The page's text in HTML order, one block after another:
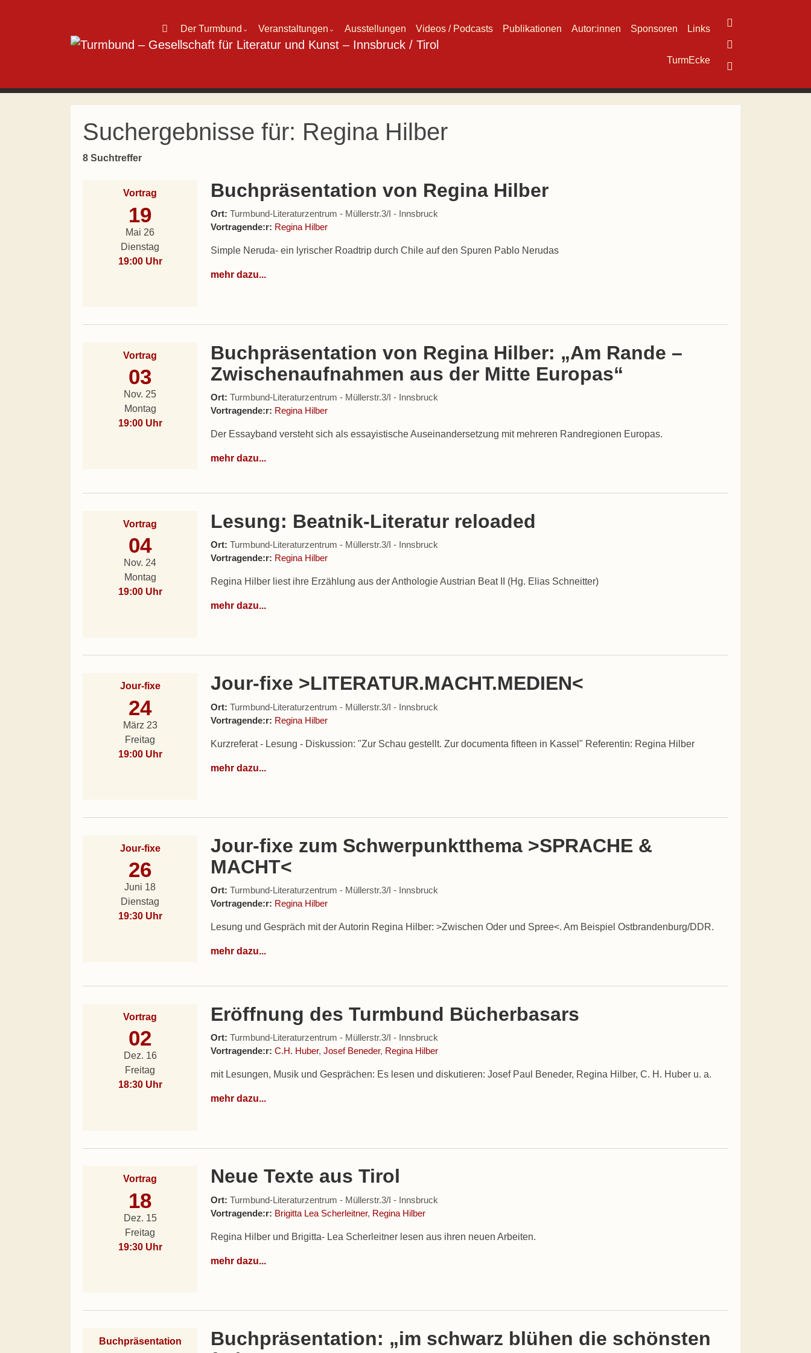
Hauptnavigation
Der Turmbund ⌄ Veranstaltungen ⌄ Ausstellungen Videos / Podcasts Publikationen Autor:innen Sponsoren Links
TurmEcke
Suchergebnisse für: Regina Hilber
8 Suchtreffer
Vortrag
19
Mai 26
Dienstag
19:00 Uhr
Buchpräsentation von Regina Hilber
Ort: Turmbund-Literaturzentrum - Müllerstr.3/I - Innsbruck
Vortragende:r: Regina Hilber
Simple Neruda- ein lyrischer Roadtrip durch Chile auf den Spuren Pablo Nerudas
mehr dazu...
Vortrag
03
Nov. 25
Montag
19:00 Uhr
Buchpräsentation von Regina Hilber: „Am Rande –
Zwischenaufnahmen aus der Mitte Europas“
Ort: Turmbund-Literaturzentrum - Müllerstr.3/I - Innsbruck
Vortragende:r: Regina Hilber
Der Essayband versteht sich als essayistische Auseinandersetzung mit mehreren Randregionen Europas.
mehr dazu...
Vortrag
04
Nov. 24
Montag
19:00 Uhr
Lesung: Beatnik-Literatur reloaded
Ort: Turmbund-Literaturzentrum - Müllerstr.3/I - Innsbruck
Vortragende:r: Regina Hilber
Regina Hilber liest ihre Erzählung aus der Anthologie Austrian Beat II (Hg. Elias Schneitter)
mehr dazu...
Jour-fixe
24
März 23
Freitag
19:00 Uhr
Jour-fixe >LITERATUR.MACHT.MEDIEN<
Ort: Turmbund-Literaturzentrum - Müllerstr.3/I - Innsbruck
Vortragende:r: Regina Hilber
Kurzreferat - Lesung - Diskussion: "Zur Schau gestellt. Zur documenta fifteen in Kassel" Referentin: Regina Hilber
mehr dazu...
Jour-fixe
26
Juni 18
Dienstag
19:30 Uhr
Jour-fixe zum Schwerpunktthema >SPRACHE &
MACHT<
Ort: Turmbund-Literaturzentrum - Müllerstr.3/I - Innsbruck
Vortragende:r: Regina Hilber
Lesung und Gespräch mit der Autorin Regina Hilber: >Zwischen Oder und Spree<. Am Beispiel Ostbrandenburg/DDR.
mehr dazu...
Vortrag
02
Dez. 16
Freitag
18:30 Uhr
Eröffnung des Turmbund Bücherbasars
Ort: Turmbund-Literaturzentrum - Müllerstr.3/I - Innsbruck
Vortragende:r: C.H. Huber,Josef Beneder, Regina Hilber
mit Lesungen, Musik und Gesprächen: Es lesen und diskutieren: Josef Paul Beneder, Regina Hilber, C. H. Huber u. a.
mehr dazu...
Vortrag
18
Dez. 15
Freitag
19:30 Uhr
Neue Texte aus Tirol
Ort: Turmbund-Literaturzentrum - Müllerstr.3/I - Innsbruck
Vortragende:r: Brigitta Lea Scherleitner, Regina Hilber
Regina Hilber und Brigitta- Lea Scherleitner lesen aus ihren neuen Arbeiten.
mehr dazu...
Buchpräsentation
Buchpräsentation: „im schwarz blühen die schönsten